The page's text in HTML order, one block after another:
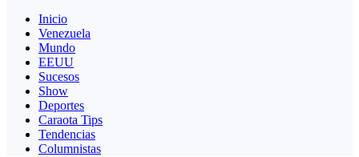
Inicio
Venezuela
Mundo
EEUU
Sucesos
Show
Deportes
Caraota Tips
Tendencias
Columnistas